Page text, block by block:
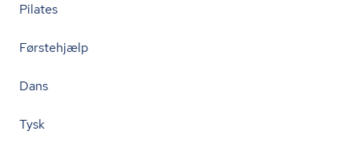
Pilates
Førstehjælp
Dans
Tysk